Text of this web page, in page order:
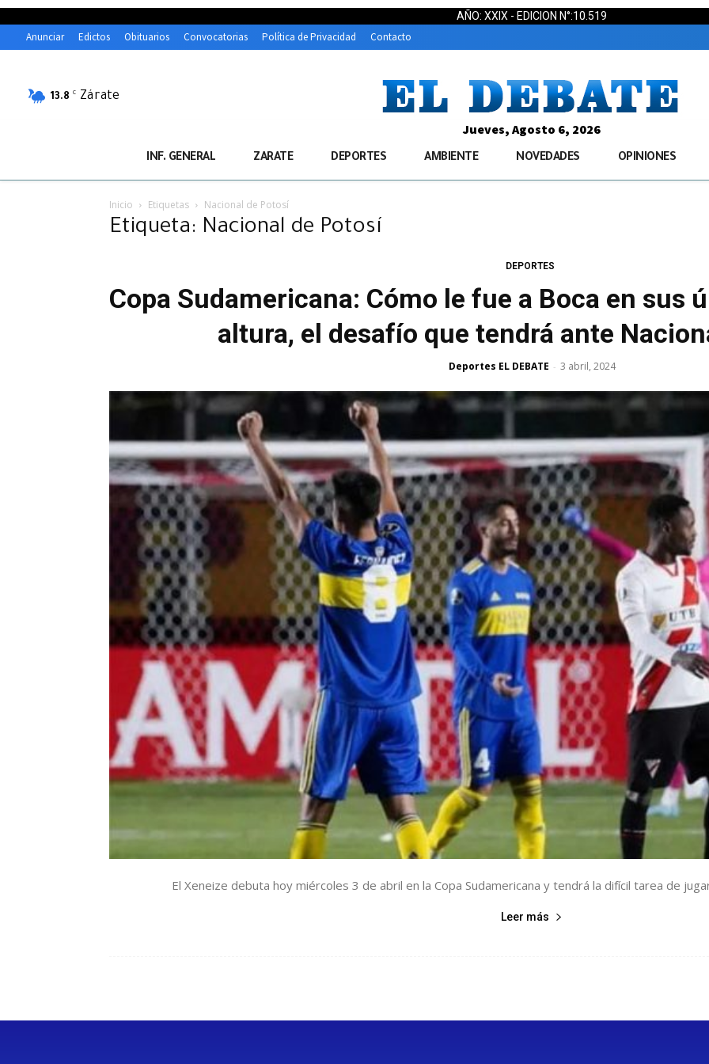
AÑO: XXIX - EDICION N°:10.519
Anunciar Edictos Obituarios Convocatorias Política de Privacidad Contacto
13.8 C Zárate
Jueves, Agosto 6, 2026
INF. GENERAL ZARATE DEPORTES AMBIENTE NOVEDADES OPINIONES
Inicio Etiquetas Nacional de Potosí
Etiqueta: Nacional de Potosí
DEPORTES
Copa Sudamericana: Cómo le fue a Boca en sus
altura, el desafío que tendrá ante
Deportes EL DEBATE - 3 abril, 2024
El Xeneize debuta hoy miércoles 3 de abril en la Copa Sudamericana y tendrá la difícil tarea de
Leer más